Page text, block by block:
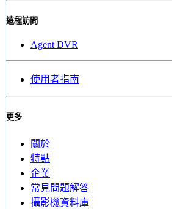
遠程訪問
Agent DVR
使用者指南
更多
關於
特點
企業
常見問題解答
攝影機資料庫